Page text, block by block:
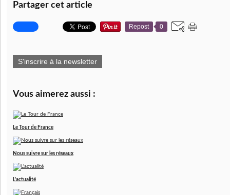
Partager cet article
Repost 0
S'inscrire à la newsletter
Vous aimerez aussi :
Le Tour de France
Nous suivre sur les réseaux
L'actualité